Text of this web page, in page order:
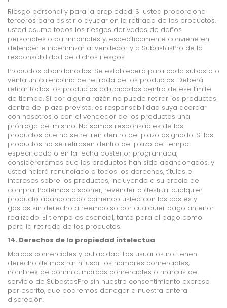
Riesgo personal y para la propiedad. Si usted proporciona
terceros para asistir o ayudar en la retirada de los productos,
usted asume todos los riesgos derivados de daños
personales o patrimoniales y, específicamente conviene en
defender e indemnizar al vendedor y a SubastasPro de la
responsabilidad de dichos riesgos.
Productos abandonados. Se establecerá para cada subasta o
venta un calendario de retirada de los productos. Deberá
retirar todos los productos adjudicados dentro de ese límite
de tiempo. Si por alguna razón no puede retirar los productos
dentro del plazo previsto, es responsabilidad suya acordar
con nosotros o con el vendedor de los productos una
prórroga del mismo. No somos responsables de los
productos que no se retiren dentro del plazo asignado. Si los
productos no se retirasen dentro del plazo de tiempo
especificado o en la fecha posterior programada,
consideraremos que los productos han sido abandonados, y
usted habrá renunciado a todos los derechos, títulos e
intereses sobre los productos, incluyendo a su precio de
compra. Podemos disponer, revender o destruir cualquier
producto abandonado corriendo usted con los costes y
gastos sin derecho a reembolso por cualquier pago anterior
realizado. El tiempo es esencial, tanto para el pago como
para la retirada de los productos.
14. Derechos de la propiedad intelectual
Marcas comerciales y publicidad. Los usuarios no tienen
derecho de mostrar ni usar los nombres comerciales,
nombres de dominio, marcas comerciales o marcas de
servicio de SubastasPro sin nuestro consentimiento expreso
por escrito, que podremos denegar a nuestra entera
discreción.